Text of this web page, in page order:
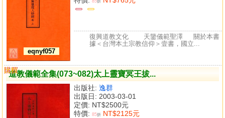
eqnyf057
折
復興道教文化 天鑒儀範聖澤 關於本書
據＜台灣本土宗教信仰＞壹書，國立...
道教儀範全集(073~082)太上靈寶冥王拔...
出版社: 逸群
出版日: 2003-03-01
定價: NT$2500元
特價: 85折 NT$2125元
購買
比較